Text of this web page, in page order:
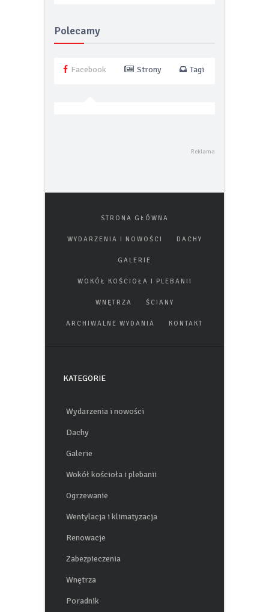
Polecamy
Facebook Strony Tagi
STRONA GŁÓWNA
WYDARZENIA I NOWOŚCI DACHY
GALERIE
WOKÓŁ KOŚCIOŁA I PLEBANII
WNĘTRZA ŚCIANY
ARCHIWALNE WYDANIA KONTAKT
KATEGORIE
Wydarzenia i nowości
Dachy
Galerie
Wokół kościoła i plebanii
Ogrzewanie
Wentylacja i klimatyzacja
Renowacje
Zabezpieczenia
Wnętrza
Poradnik